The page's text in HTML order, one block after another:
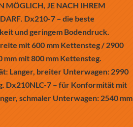
MÖGLICH, JE NACH IHREM
. Dx210-7 – die beste
und geringem Bodendruck.
mit 600 mm Kettensteg / 2900
mm mit 800 mm Kettensteg.
Langer, breiter Unterwagen: 2990
Dx210NLC-7 – für Konformität mit
schmaler Unterwagen: 2540 mm